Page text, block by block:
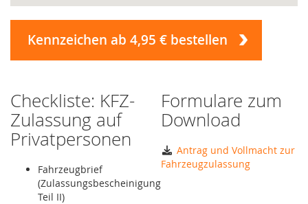
Kennzeichen ab 4,95 € bestellen
Checkliste: KFZ-
Zulassung auf
Privatpersonen
Fahrzeugbrief
(Zulassungsbescheinigung
Teil II)
Formulare zum
Download
Antrag und Vollmacht zur
Fahrzeugzulassung